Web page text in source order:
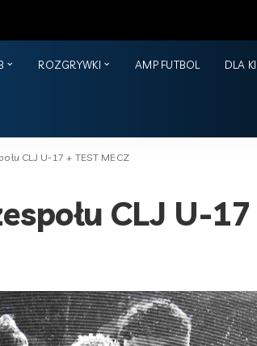
ROZGRYWKI AMP FUTBOL DLA
CLJ U-17 + TEST MECZ
CLJ U-17